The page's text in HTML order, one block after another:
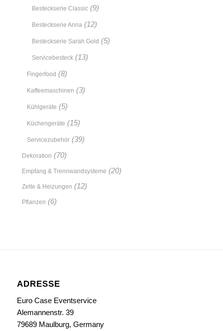
Besteckserie Classic (9)
Besteckserie Anna (12)
Besteckserie Sarah Gold (5)
Servicebesteck (13)
Fingerfood (8)
Kaffeemaschinen (3)
Kühlgeräte (5)
Küchengeräte (15)
Servicezubehör (39)
Dekoration (70)
Empfang & Trennwandsysteme (20)
Zelte & Heizungen (12)
Pflanzen (6)
ADRESSE
Euro Case Eventservice
Alemannenstr. 39
79689 Maulburg, Germany